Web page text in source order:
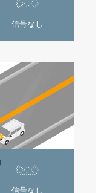
信号なし
信号なし